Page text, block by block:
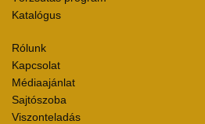
Katalógus
Rólunk
Kapcsolat
Médiaajánlat
Sajtószoba
Viszonteladás